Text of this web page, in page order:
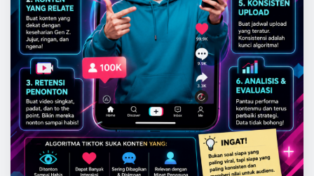
Strategi Membuat Konten TikTok
Lebih Mudah Masuk Algoritma
Gen Z
John Gray Jun 11, 2026 0
TikTok bukan hanya tempat mengunggah video
pendek. Platform ini sudah menjadi ruang besar
bagi anak muda untuk mencari hiburan, inspirasi,